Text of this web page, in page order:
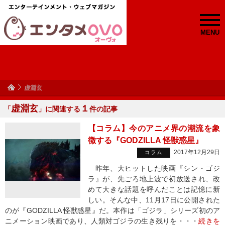
MENU
虚淵玄
「虚淵玄 」に関連する １ 件の記事
【コラム】今のアニメ界の潮流を象
徴する『GODZILLA 怪獣惑星』
コラム 2017年12月29日
昨年、大ヒットした映画『シン・ゴジ
ラ』が、先ごろ地上波で初放送され、改
めて大きな話題を呼んだことは記憶に新
しい。そんな中、11月17日に公開された
のが『GODZILLA 怪獣惑星』だ。本作は「ゴジラ」シリーズ初のア
ニメーション映画であり、人類対ゴジラの生き残りを・・・続きを